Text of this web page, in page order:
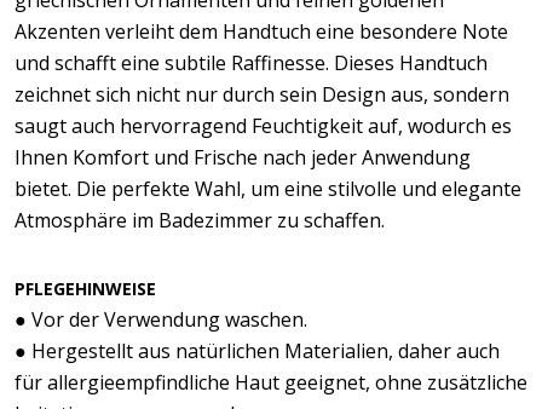
Akzenten verleiht dem Handtuch eine besondere Note
und schafft eine subtile Raffinesse. Dieses Handtuch
zeichnet sich nicht nur durch sein Design aus, sondern
saugt auch hervorragend Feuchtigkeit auf, wodurch es
Ihnen Komfort und Frische nach jeder Anwendung
bietet. Die perfekte Wahl, um eine stilvolle und elegante
Atmosphäre im Badezimmer zu schaffen.
PFLEGEHINWEISE
● Vor der Verwendung waschen.
● Hergestellt aus natürlichen Materialien, daher auch
für allergieempfindliche Haut geeignet, ohne zusätzliche